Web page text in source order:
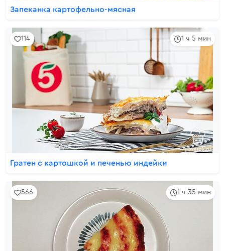
Запеканка картофельно-мясная
1 ч 5 мин
114
Гратен с картошкой и печенью индейки
1 ч 35 мин
566